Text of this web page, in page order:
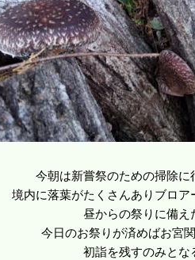
今朝は新嘗祭のための掃除に
境内に落葉がたくさんありブロア
昼からの祭りに備え
今日のお祭りが済めばお宮
初詣を残すのみとな